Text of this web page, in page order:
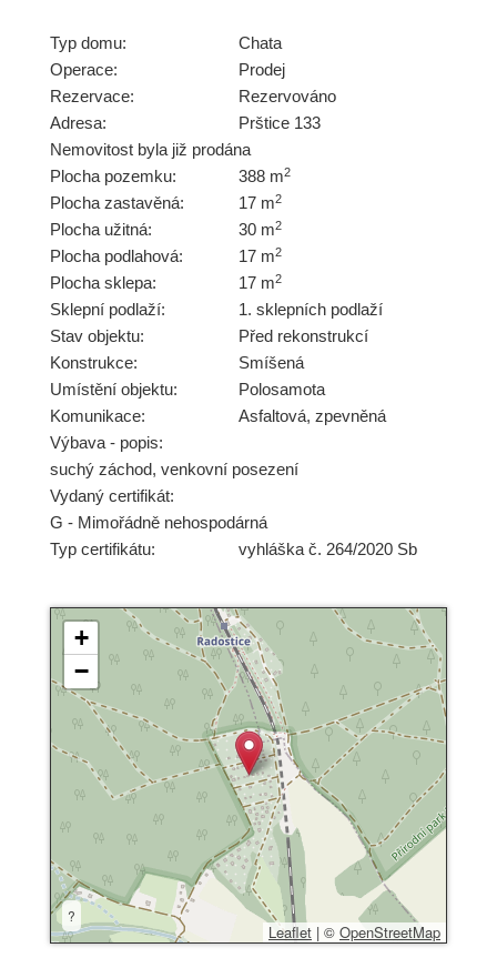
Typ domu:
Chata
Operace:
Prodej
Rezervace:
Rezervováno
Adresa:
Prštice 133
Nemovitost byla již prodána
Plocha pozemku:
388 m2
Plocha zastavěná: 17 m2
Plocha užitná: 30 m2
Plocha podlahová: 17 m2
Plocha sklepa: 17 m2
Sklepní podlaží:
1. sklepních podlaží
Stav objektu:
Před rekonstrukcí
Konstrukce:
Smíšená
Umístění objektu:
Polosamota
Komunikace:
Asfaltová, zpevněná
Výbava - popis:
suchý záchod, venkovní posezení
Vydaný certifikát:
G - Mimořádně nehospodárná
Typ certifikátu:
vyhláška č. 264/2020 Sb
+
−
?
Leaflet | © OpenStreetMap